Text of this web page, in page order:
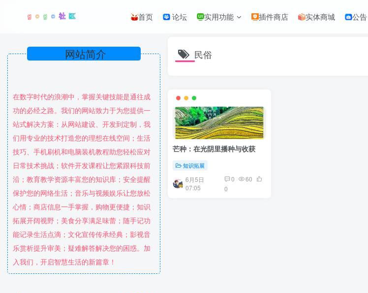
首页 论坛 实用功能 插件商店 实体商城 公告
在数字时代的浪潮中，掌握关键技能是通往成
功的必经之路。我们的网站致力于为您提供一
站式解决方案：从网站建设、开发到定制，我
们用专业的技术打造您的理想在线空间；生活
技巧、手机刷机和电脑装机教程助您轻松应对
日常技术挑战；软件开发课程让您紧跟科技前
沿；教育教学资源丰富您的知识库；安全提醒
保护您的网络生活；音乐与视频娱乐让您放松
心情；商店信息一手掌握，购物更便捷；知识
拓展开阔视野；美食分享满足味蕾；随手记功
能记录生活点滴；文化宣传传承经典；影视音
乐赏析提升审美；疑难解答解决您的困惑。加
入我们，开启智慧生活的新篇章！
民俗
芒种：在光阴里播种与收获
知识拓展
6月5日
07:05
0
60
0